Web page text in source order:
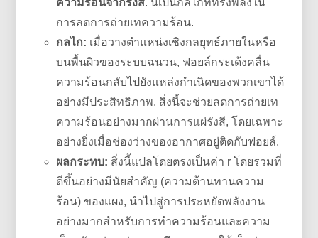
ความร้อนจากรังสี. นี่เป็นกลไกที่ทรงพลังใน
การลดการถ่ายเทความร้อน.
กลไก: เมื่อวางตำแหน่งเชิงกลยุทธ์ภายในหรือ
บนพื้นผิวของระบบฉนวน, ฟอยล์กระเด้งคลื่น
ความร้อนกลับไปยังแหล่งกำเนิดของพวกเขาได้
อย่างมีประสิทธิภาพ. สิ่งนี้จะช่วยลดการถ่ายเท
ความร้อนอย่างมากผ่านการแผ่รังสี, โดยเฉพาะ
อย่างยิ่งเมื่อช่องว่างของอากาศอยู่ติดกับฟอยล์.
ผลกระทบ: สิ่งนี้แปลโดยตรงเป็นค่า r โดยรวมที่
ดีขึ้นอย่างมีนัยสำคัญ (ความต้านทานความ
ร้อน) ของแผง, นำไปสู่การประหยัดพลังงาน
อย่างมากสำหรับการทำความร้อนและความ